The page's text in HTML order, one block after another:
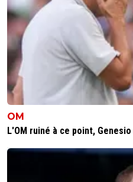
OM
L'OM ruiné à ce point,